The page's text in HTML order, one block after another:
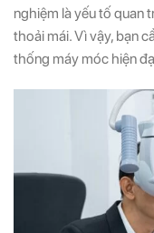
nghiệm là yếu tố quan
thoải mái. Vì vậy, bạn
thống máy móc hiện